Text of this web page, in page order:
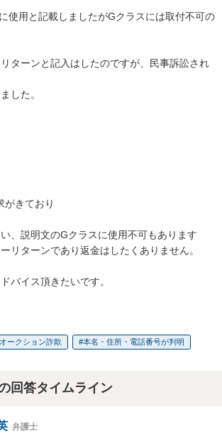
使用と記載しましたがGクラスには取付不可の
ターンと記入はしたのですが、民事訴訟され
した。
がきており
、説明文のGクラスに使用不可もあります
リターンであり返金はしたくありません。
バイス頂きたいです。
オークション詐欺 本名・住所・電話番号が判明
回答タイムライン
弁護士